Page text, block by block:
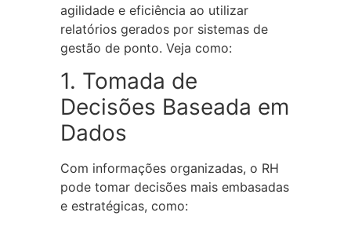
agilidade e eficiência ao utilizar
relatórios gerados por sistemas de
gestão de ponto. Veja como:
1. Tomada de
Decisões Baseada em
Dados
Com informações organizadas, o RH
pode tomar decisões mais embasadas
e estratégicas, como: